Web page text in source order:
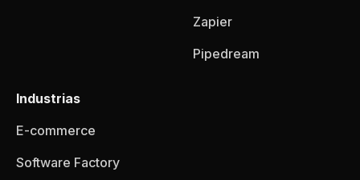
Zapier
Pipedream
Industrias
E-commerce
Software Factory